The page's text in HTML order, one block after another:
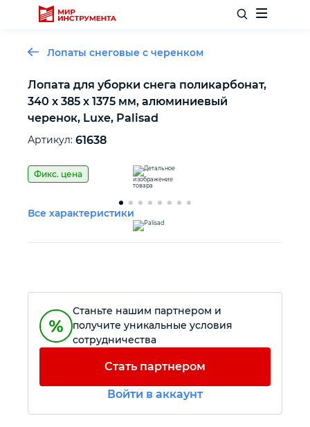
Отделочный инструмент
Слесарный инструмент
Столярный инструмент
Садовый инвентарь
Автомобильный инструмент
Крепежный инструмент
Лопаты снеговые с черенком
Лопата для уборки снега поликарбонат,
340 x 385 x 1375 мм, алюминиевый
черенок, Luxe, Palisad
Артикул: 61638
Фикс. цена
Все характеристики
Станьте нашим партнером и
получите уникальные условия
сотрудничества
Стать партнером
Войти в аккаунт